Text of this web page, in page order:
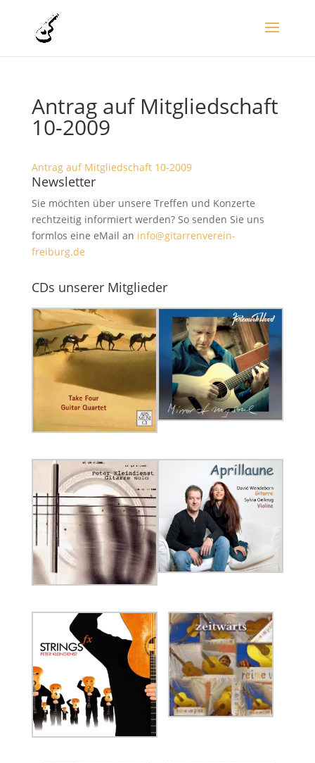
Antrag auf Mitgliedschaft
10-2009
Antrag auf Mitgliedschaft 10-2009
Newsletter
Sie möchten über unsere Treffen und Konzerte
rechtzeitig informiert werden? So senden Sie uns
formlos eine eMail an info@gitarrenverein-
freiburg.de
CDs unserer Mitglieder